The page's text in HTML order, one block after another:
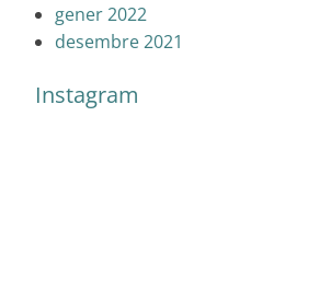
gener 2022
desembre 2021
Instagram